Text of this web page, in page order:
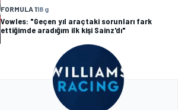
FORMULA 118 g
Vowles: "Geçen yıl araçtaki sorunları fark
ettiğimde aradığım ilk kişi Sainz'dı"